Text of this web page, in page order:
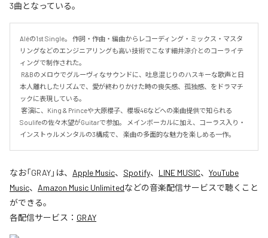
3曲となっている。
Aléの1st Single。 作詞・作曲・編曲からレコーディング・ミックス・マスタ
リングなどのエンジニアリングも高い技術でこなす細井涼介とのコーライテ
ィングで制作された。
本人離れしたリズムで、愛が終わりかけた時の喪失感、孤独感、をドラマチ
ックに表現している。
Soulifeの佐々木望がGuitarで参加。 メインボーカルに加え、コーラス入り・
インストゥルメンタルの3構成で、 楽曲の多面的な魅力を楽しめる一作。
なお「GRAY」は、 Apple Music、 Spotify、 LINE MUSIC、 YouTube
Music、 Amazon Music Unlimitedなどの音楽配信サービスで聴くこと
ができる。
各配信サービス： GRAY